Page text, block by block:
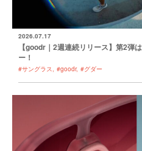
2026.07.17
【goodr｜2週連続リリース】第2弾
ー！
#サングラス #goodr #グダー